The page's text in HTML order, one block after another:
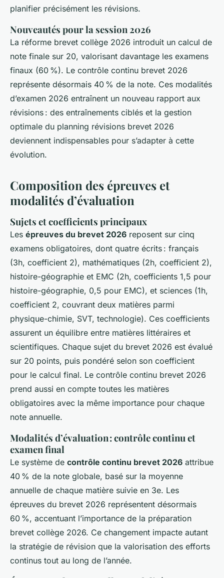
planifier précisément les révisions.
Nouveautés pour la session 2026
La réforme brevet collège 2026 introduit un calcul de
note finale sur 20, valorisant davantage les examens
finaux (60 %). Le contrôle continu brevet 2026
représente désormais 40 % de la note. Ces modalités
d’examen 2026 entraînent un nouveau rapport aux
révisions : des entraînements ciblés et la gestion
optimale du planning révisions brevet 2026
deviennent indispensables pour s’adapter à cette
évolution.
Composition des épreuves et
modalités d’évaluation
Sujets et coefficients principaux
Les épreuves du brevet 2026 reposent sur cinq
examens obligatoires, dont quatre écrits : français
(3h, coefficient 2), mathématiques (2h, coefficient 2),
histoire-géographie et EMC (2h, coefficients 1,5 pour
histoire-géographie, 0,5 pour EMC), et sciences (1h,
coefficient 2, couvrant deux matières parmi
physique-chimie, SVT, technologie). Ces coefficients
assurent un équilibre entre matières littéraires et
scientifiques. Chaque sujet du brevet 2026 est évalué
sur 20 points, puis pondéré selon son coefficient
pour le calcul final. Le contrôle continu brevet 2026
prend aussi en compte toutes les matières
obligatoires avec la même importance pour chaque
note annuelle.
Modalités d’évaluation : contrôle continu et
examen final
Le système de contrôle continu brevet 2026 attribue
40 % de la note globale, basé sur la moyenne
annuelle de chaque matière suivie en 3e. Les
épreuves du brevet 2026 représentent désormais
60 %, accentuant l’importance de la préparation
brevet collège 2026. Ce changement impacte autant
la stratégie de révision que la valorisation des efforts
continus tout au long de l’année.